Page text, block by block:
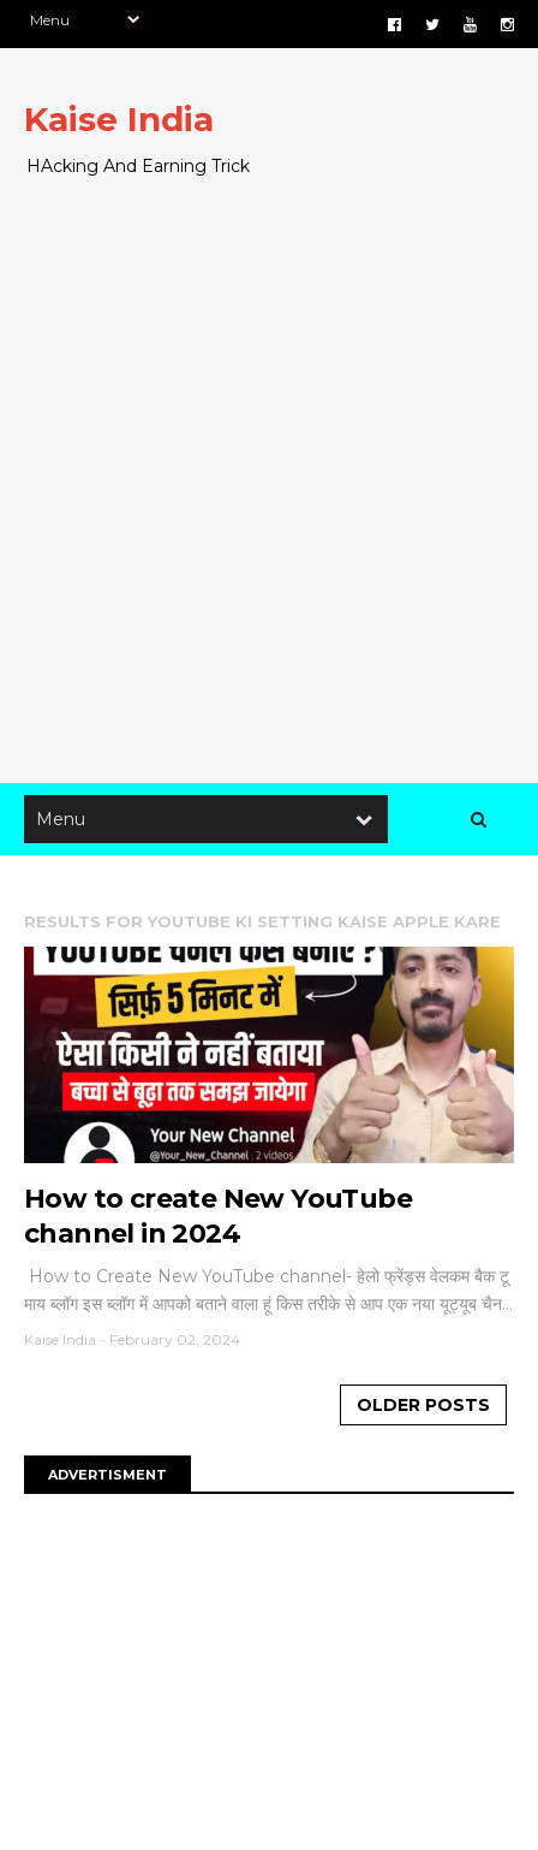
Kaise India
HAcking And Earning Trick
RESULTS FOR YOUTUBE KI SETTING KAISE APPLE KARE
How to create New YouTube
channel in 2024
How to Create New YouTube channel- हेलो फ्रेंड्स वेलकम बैक टू
माय ब्लॉग इस ब्लॉग में आपको बताने वाला हूं किस तरीके से आप एक नया यूट्यूब चैन...
Kaise India - February 02, 2024
OLDER POSTS
ADVERTISMENT